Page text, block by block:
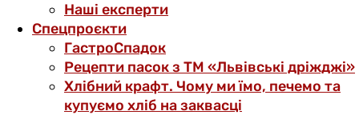
Наші експерти
Спецпроєкти
ГастроСпадок
Рецепти пасок з ТМ «Львівські дріжджі»
Хлібний крафт. Чому ми їмо, печемо та
купуємо хліб на заквасці